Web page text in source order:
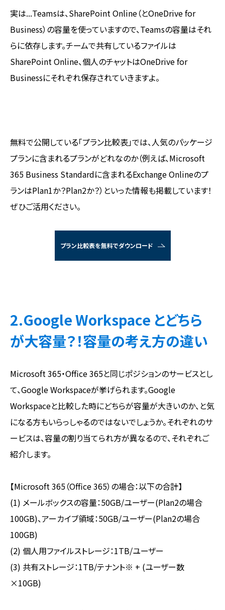
実は...Teamsは、SharePoint Online（とOneDrive for
Business）の容量を使っていますので、Teamsの容量はそれ
らに依存します。チームで共有しているファイルは
SharePoint Online、個人のチャットはOneDrive for
Businessにそれぞれ保存されていきますよ。
無料で公開している「プラン比較表」では、人気のパッケージ
プランに含まれるプランがどれなのか（例えば、Microsoft
365 Business Standardに含まれるExchange Onlineのプ
ランはPlan1か？Plan2か？）といった情報も掲載しています！
ぜひご活用ください。
プラン比較表を無料でダウンロード
2.Google Workspace とどちら
が大容量？！容量の考え方の違い
Microsoft 365・Office 365と同じポジションのサービスとし
て、Google Workspaceが挙げられます。Google
Workspaceと比較した時にどちらが容量が大きいのか、と気
になる方もいらっしゃるのではないでしょうか。それぞれのサ
ービスは、容量の割り当てられ方が異なるので、それぞれご
紹介します。
【Microsoft 365（Office 365）の場合：以下の合計】
(1) メールボックスの容量：50GB/ユーザー(Plan2の場合
100GB)、アーカイブ領域：50GB/ユーザー(Plan2の場合
100GB)
(2) 個人用ファイルストレージ：1TB/ユーザー
(3) 共有ストレージ：1TB/テナント※ + (ユーザー数
×10GB)